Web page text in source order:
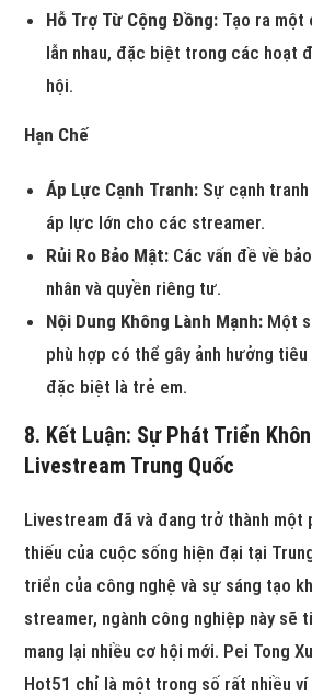
Hỗ Trợ Từ Cộng Đồng: Tạo ra
lẫn nhau, đặc biệt trong các hoạt
hội.
Hạn Chế
Áp Lực Cạnh Tranh: Sự cạnh
áp lực lớn cho các streamer.
Rủi Ro Bảo Mật: Các vấn đề về
nhân và quyền riêng tư.
Nội Dung Không Lành Mạnh: Một
phù hợp có thể gây ảnh hưởng
đặc biệt là trẻ em.
8. Kết Luận: Sự Phát Triển
Livestream Trung Quốc
Livestream đã và đang trở thành một
thiếu của cuộc sống hiện đại tại
triển của công nghệ và sự sáng tạo
streamer, ngành công nghiệp này sẽ
mang lại nhiều cơ hội mới. Pei Tong
Hot51 chỉ là một trong số rất nhiều